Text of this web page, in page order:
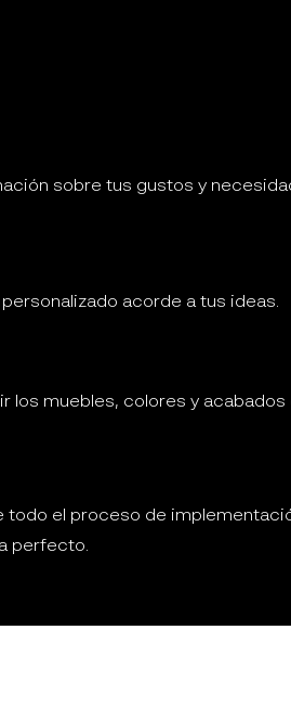
sobre tus gustos y
acorde a tus ideas.
los muebles, colores y
todo el proceso de
perfecto.